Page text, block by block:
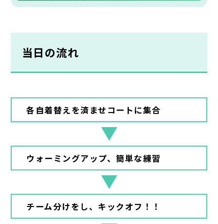
当日の流れ
各自着替えを済ませコートに集合
ウォーミングアップ、簡単な練習
チーム分けをし、キックオフ！！